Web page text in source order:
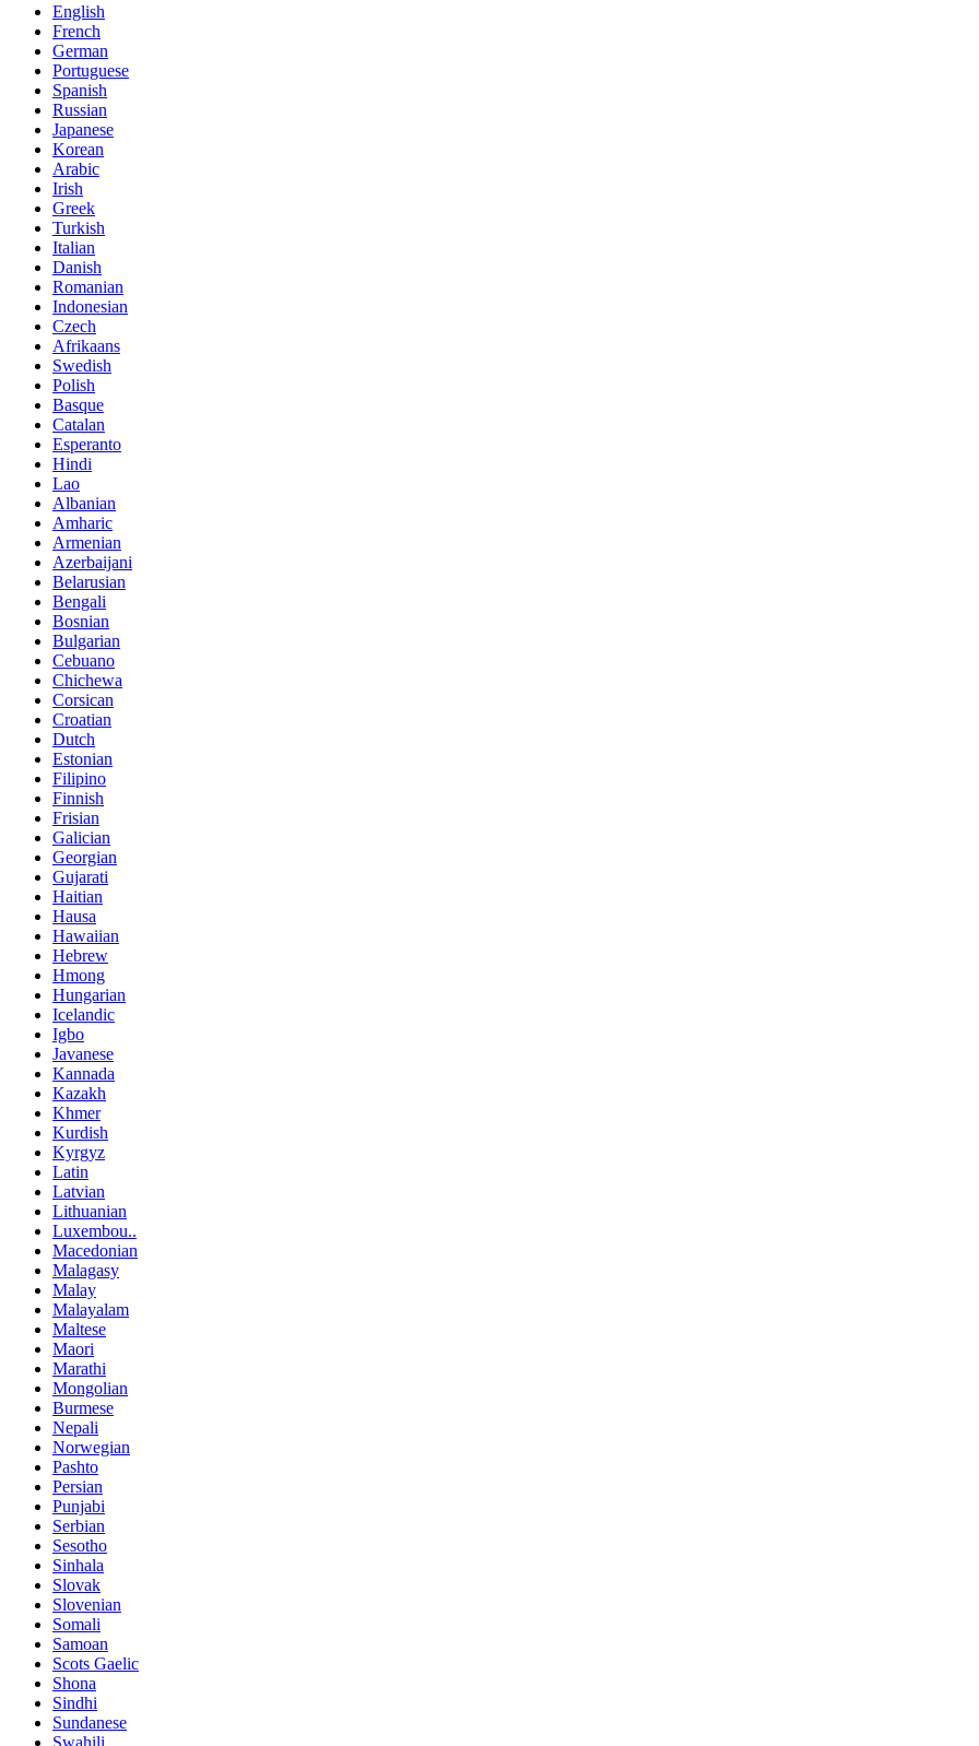
English
French
German
Portuguese
Spanish
Russian
Japanese
Korean
Arabic
Irish
Greek
Turkish
Italian
Danish
Romanian
Indonesian
Czech
Afrikaans
Swedish
Polish
Basque
Catalan
Esperanto
Hindi
Lao
Albanian
Amharic
Armenian
Azerbaijani
Belarusian
Bengali
Bosnian
Bulgarian
Cebuano
Chichewa
Corsican
Croatian
Dutch
Estonian
Filipino
Finnish
Frisian
Galician
Georgian
Gujarati
Haitian
Hausa
Hawaiian
Hebrew
Hmong
Hungarian
Icelandic
Igbo
Javanese
Kannada
Kazakh
Khmer
Kurdish
Kyrgyz
Latin
Latvian
Lithuanian
Luxembou..
Macedonian
Malagasy
Malay
Malayalam
Maltese
Maori
Marathi
Mongolian
Burmese
Nepali
Norwegian
Pashto
Persian
Punjabi
Serbian
Sesotho
Sinhala
Slovak
Slovenian
Somali
Samoan
Scots Gaelic
Shona
Sindhi
Sundanese
Swahili